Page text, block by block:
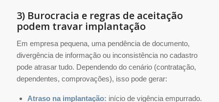
3) Burocracia e regras de aceitação
podem travar implantação
Em empresa pequena, uma pendência de documento,
divergência de informação ou inconsistência no cadastro
pode atrasar tudo. Dependendo do cenário (contratação,
dependentes, comprovações), isso pode gerar:
Atraso na implantação: início de vigência empurrado.